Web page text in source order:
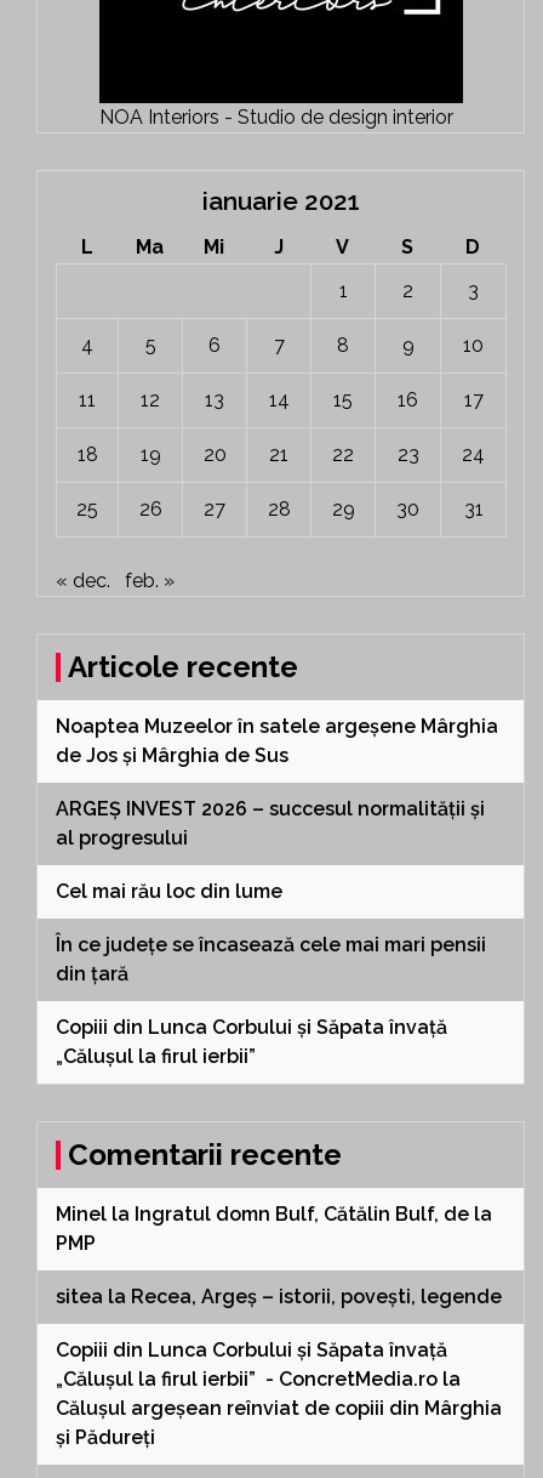
NOA Interiors - Studio de design interior
ianuarie 2021
L Ma Mi J V S
D
1
2 3
4 5 6 7 8 9 10
11 12 13 14 15 16 17
18 19 20 21 22 23 24
25 26 27 28 29 30 31
« dec. feb. »
Articole recente
Noaptea Muzeelor în satele argeșene Mârghia
de Jos și Mârghia de Sus
ARGEȘ INVEST 2026 – succesul normalității și
al progresului
Cel mai rău loc din lume
În ce județe se încasează cele mai mari pensii
din țară
Copiii din Lunca Corbului și Săpata învață
„Călușul la firul ierbii”
Comentarii recente
Minel la Ingratul domn Bulf, Cătălin Bulf, de la
PMP
sitea la Recea, Argeș – istorii, povești, legende
Copiii din Lunca Corbului și Săpata învață
„Călușul la firul ierbii” - ConcretMedia.ro la
Călușul argeșean reînviat de copiii din Mârghia
și Pădureți